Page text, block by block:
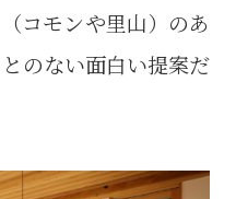
コモンや里山）のあ
のない面白い提案だ